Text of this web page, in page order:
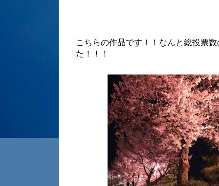
こちらの作品です！！なんと総投票
た！！！